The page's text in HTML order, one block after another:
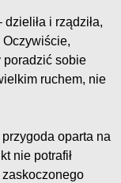
i rządziła,
Oczywiście,
poradzić sobie
ruchem, nie
oparta na
nie potrafił
zaskoczonego